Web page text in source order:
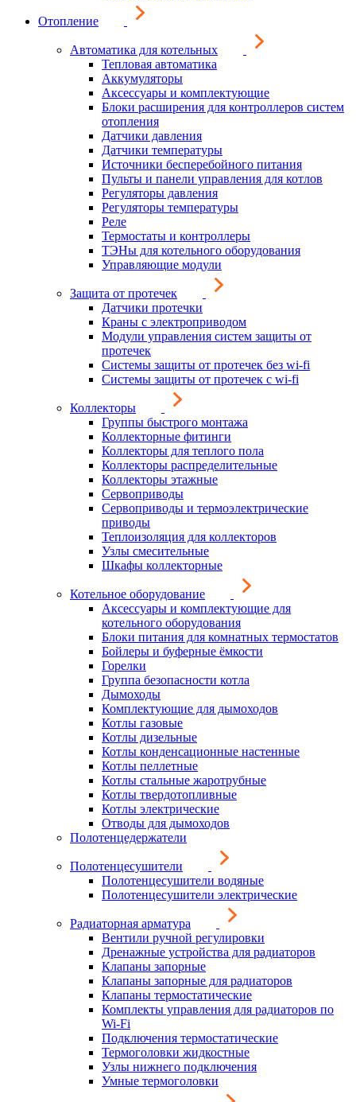
Отопление
Автоматика для котельных
Тепловая автоматика
Аккумуляторы
Аксессуары и комплектующие
Блоки расширения для контроллеров систем
отопления
Датчики давления
Датчики температуры
Источники бесперебойного питания
Пульты и панели управления для котлов
Регуляторы давления
Регуляторы температуры
Реле
Термостаты и контроллеры
ТЭНы для котельного оборудования
Управляющие модули
Защита от протечек
Датчики протечки
Краны с электроприводом
Модули управления систем защиты от
протечек
Системы защиты от протечек без wi-fi
Системы защиты от протечек с wi-fi
Коллекторы
Группы быстрого монтажа
Коллекторные фитинги
Коллекторы для теплого пола
Коллекторы распределительные
Коллекторы этажные
Сервоприводы
Сервоприводы и термоэлектрические
приводы
Теплоизоляция для коллекторов
Узлы смесительные
Шкафы коллекторные
Котельное оборудование
Аксессуары и комплектующие для
котельного оборудования
Блоки питания для комнатных термостатов
Бойлеры и буферные ёмкости
Горелки
Группа безопасности котла
Дымоходы
Комплектующие для дымоходов
Котлы газовые
Котлы дизельные
Котлы конденсационные настенные
Котлы пеллетные
Котлы стальные жаротрубные
Котлы твердотопливные
Котлы электрические
Отводы для дымоходов
Полотенцедержатели
Полотенцесушители
Полотенцесушители водяные
Полотенцесушители электрические
Радиаторная арматура
Вентили ручной регулировки
Дренажные устройства для радиаторов
Клапаны запорные
Клапаны запорные для радиаторов
Клапаны термостатические
Комплекты управления для радиаторов по
Wi-Fi
Подключения термостатические
Термоголовки жидкостные
Узлы нижнего подключения
Умные термоголовки